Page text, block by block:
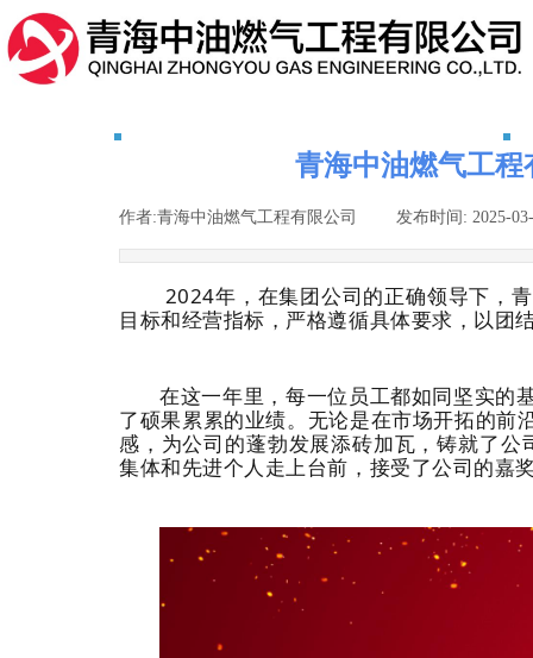
青海中油燃气工程
作者:青海中油燃气工程有限公司 发布时间: 2025-
2024年，在集团公司的正确领导下，
目标和经营指标，严格遵循具体要求，以团
在这一年里，每一位员工都如同坚实的
了硕果累累的业绩。无论是在市场开拓的前
感，为公司的蓬勃发展添砖加瓦，铸就了公
集体和先进个人走上台前，接受了公司的嘉